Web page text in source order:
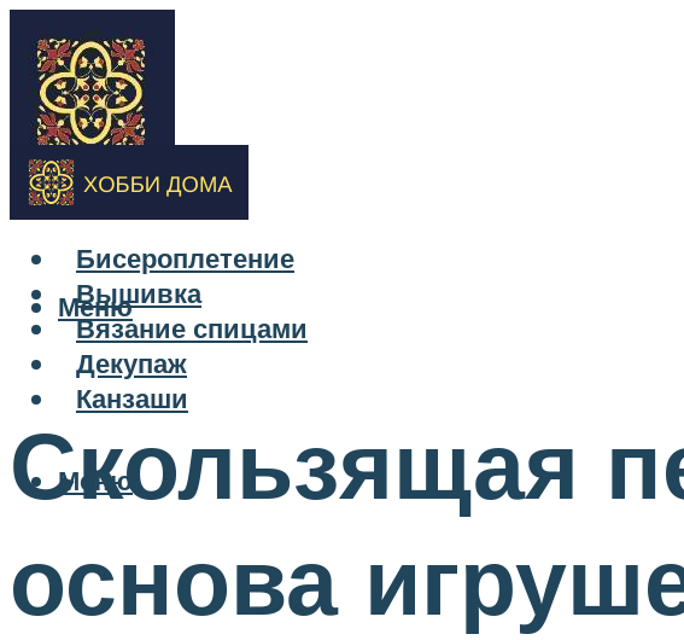
Бисероплетение
Вышивка
Вязание спицами
Декупаж
Канзаши
Меню
Меню
Скользящая
основа